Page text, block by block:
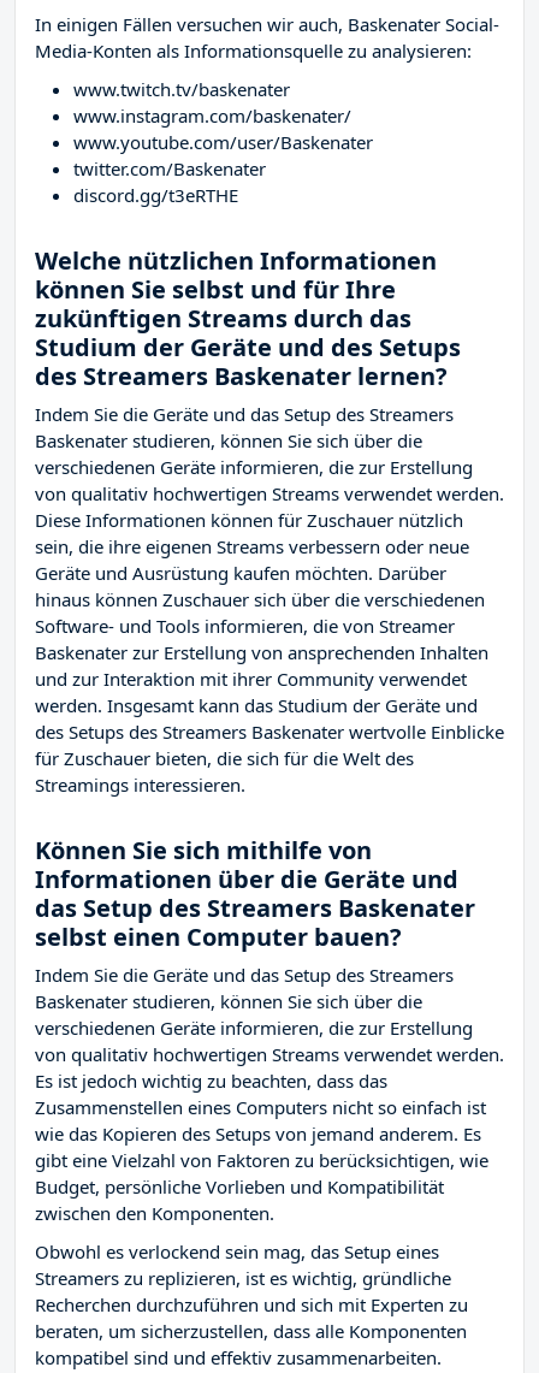
In einigen Fällen versuchen wir auch, Baskenater Social-
Media-Konten als Informationsquelle zu analysieren:
www.twitch.tv/baskenater
www.instagram.com/baskenater/
www.youtube.com/user/Baskenater
twitter.com/Baskenater
discord.gg/t3eRTHE
Welche nützlichen Informationen
können Sie selbst und für Ihre
zukünftigen Streams durch das
Studium der Geräte und des Setups
des Streamers Baskenater lernen?
Indem Sie die Geräte und das Setup des Streamers
Baskenater studieren, können Sie sich über die
verschiedenen Geräte informieren, die zur Erstellung
von qualitativ hochwertigen Streams verwendet werden.
Diese Informationen können für Zuschauer nützlich
sein, die ihre eigenen Streams verbessern oder neue
Geräte und Ausrüstung kaufen möchten. Darüber
hinaus können Zuschauer sich über die verschiedenen
Software- und Tools informieren, die von Streamer
Baskenater zur Erstellung von ansprechenden Inhalten
und zur Interaktion mit ihrer Community verwendet
werden. Insgesamt kann das Studium der Geräte und
des Setups des Streamers Baskenater wertvolle Einblicke
für Zuschauer bieten, die sich für die Welt des
Streamings interessieren.
Können Sie sich mithilfe von
Informationen über die Geräte und
das Setup des Streamers Baskenater
selbst einen Computer bauen?
Indem Sie die Geräte und das Setup des Streamers
Baskenater studieren, können Sie sich über die
verschiedenen Geräte informieren, die zur Erstellung
von qualitativ hochwertigen Streams verwendet werden.
Es ist jedoch wichtig zu beachten, dass das
Zusammenstellen eines Computers nicht so einfach ist
wie das Kopieren des Setups von jemand anderem. Es
gibt eine Vielzahl von Faktoren zu berücksichtigen, wie
Budget, persönliche Vorlieben und Kompatibilität
zwischen den Komponenten.
Obwohl es verlockend sein mag, das Setup eines
Streamers zu replizieren, ist es wichtig, gründliche
Recherchen durchzuführen und sich mit Experten zu
beraten, um sicherzustellen, dass alle Komponenten
kompatibel sind und effektiv zusammenarbeiten.